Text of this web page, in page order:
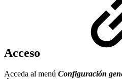
Acceso
Acceda al menú Configuración